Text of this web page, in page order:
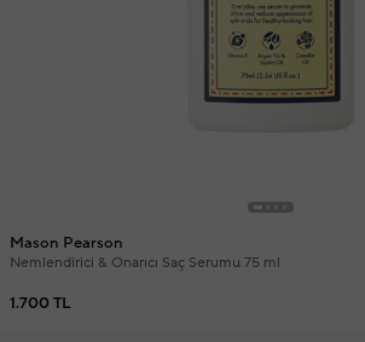
Mason Pearson
Nemlendirici & Onarıcı Saç Serumu 75 ml
1.700 TL